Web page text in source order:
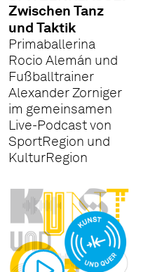
Zwischen Tanz
und Taktik
Primaballerina
Rocio Alemán und
Fußballtrainer
Alexander Zorniger
im gemeinsamen
Live-Podcast von
SportRegion und
KulturRegion